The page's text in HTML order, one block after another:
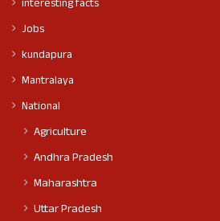
interesting facts
Jobs
kundapura
Mantralaya
National
Agriculture
Andhra Pradesh
Maharashtra
Uttar Pradesh